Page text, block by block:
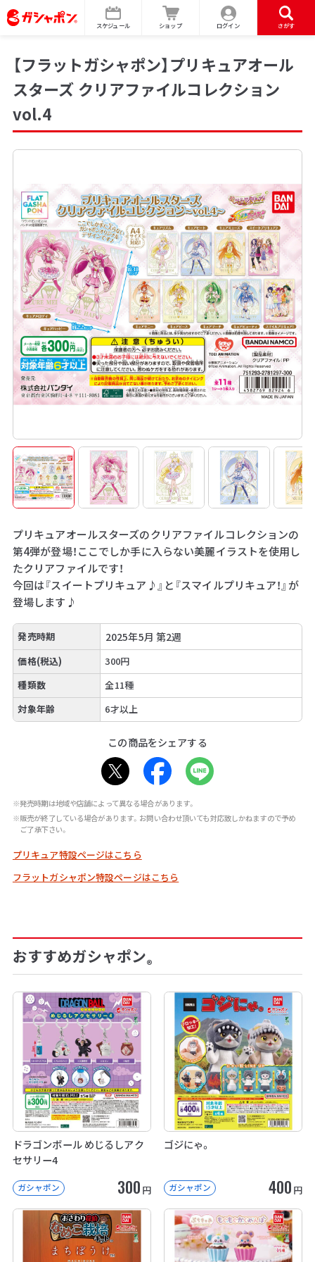
スケジュール ショップ ログイン さがす
【フラットガシャポン】プリキュアオール
スターズ クリアファイルコレクション
vol.4
プリキュアオールスターズのクリアファイルコレクションの
第4弾が登場！ここでしか手に入らない美麗イラストを使用し
たクリアファイルです！
今回は『スイートプリキュア♪』と『スマイルプリキュア！』が
登場します♪
発売時期 2025年5月 第2週
価格(税込)
300円
種類数
全11種
対象年齢
6才以上
この商品をシェアする
※発売時期は地域や店舗によって異なる場合があります。
※販売が終了している場合があります。お問い合わせ頂いても対応致しかねますので予め
ご了承下さい。
プリキュア特設ページはこちら
フラットガシャポン特設ページはこちら
おすすめガシャポン®
ドラゴンボール めじるしアク
セサリー4
ガシャポン 300 円
ゴジにゃ。
ガシャポン 400 円